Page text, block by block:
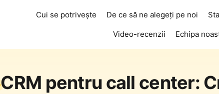
Cui se potrivește De ce să ne alegeți pe noi
Video-recenzii Echipa
CRM pentru call center: